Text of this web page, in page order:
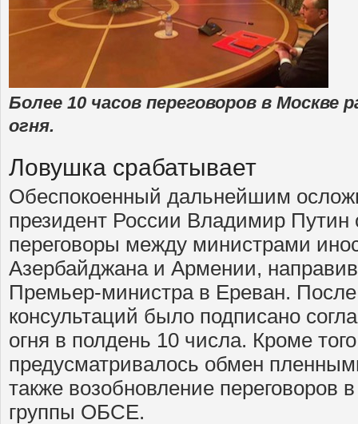
Более 10 часов переговоров в Москве
огня.
Ловушка срабатывает
Обеспокоенный дальнейшим
президент России Владимир Путин
переговоры между министрами
Азербайджана и Армении,
Премьер-министра в Ереван.
консультаций было подписано
огня в полдень 10 числа. Кроме
предусматривалось обмен
также возобновление переговоров
группы ОБСЕ.